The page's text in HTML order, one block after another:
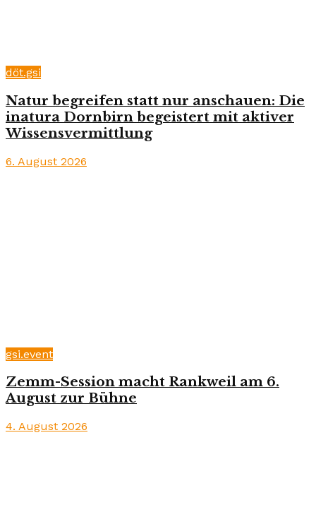
döt.gsi
Natur begreifen statt nur anschauen: Die
inatura Dornbirn begeistert mit aktiver
Wissensvermittlung
6. August 2026
gsi.event
Zemm-Session macht Rankweil am 6.
August zur Bühne
4. August 2026